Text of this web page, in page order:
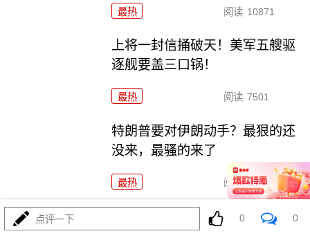
最热 阅读 10871
上将一封信捅破天！美军五艘驱
逐舰要盖三口锅！
最热 阅读 7501
特朗普要对伊朗动手？最狠的还
没来，最骚的来了
最热 阅读 6078
美国踏进3个大坑把自己埋了！恐怕一个都爬不出
点评一下 0 0